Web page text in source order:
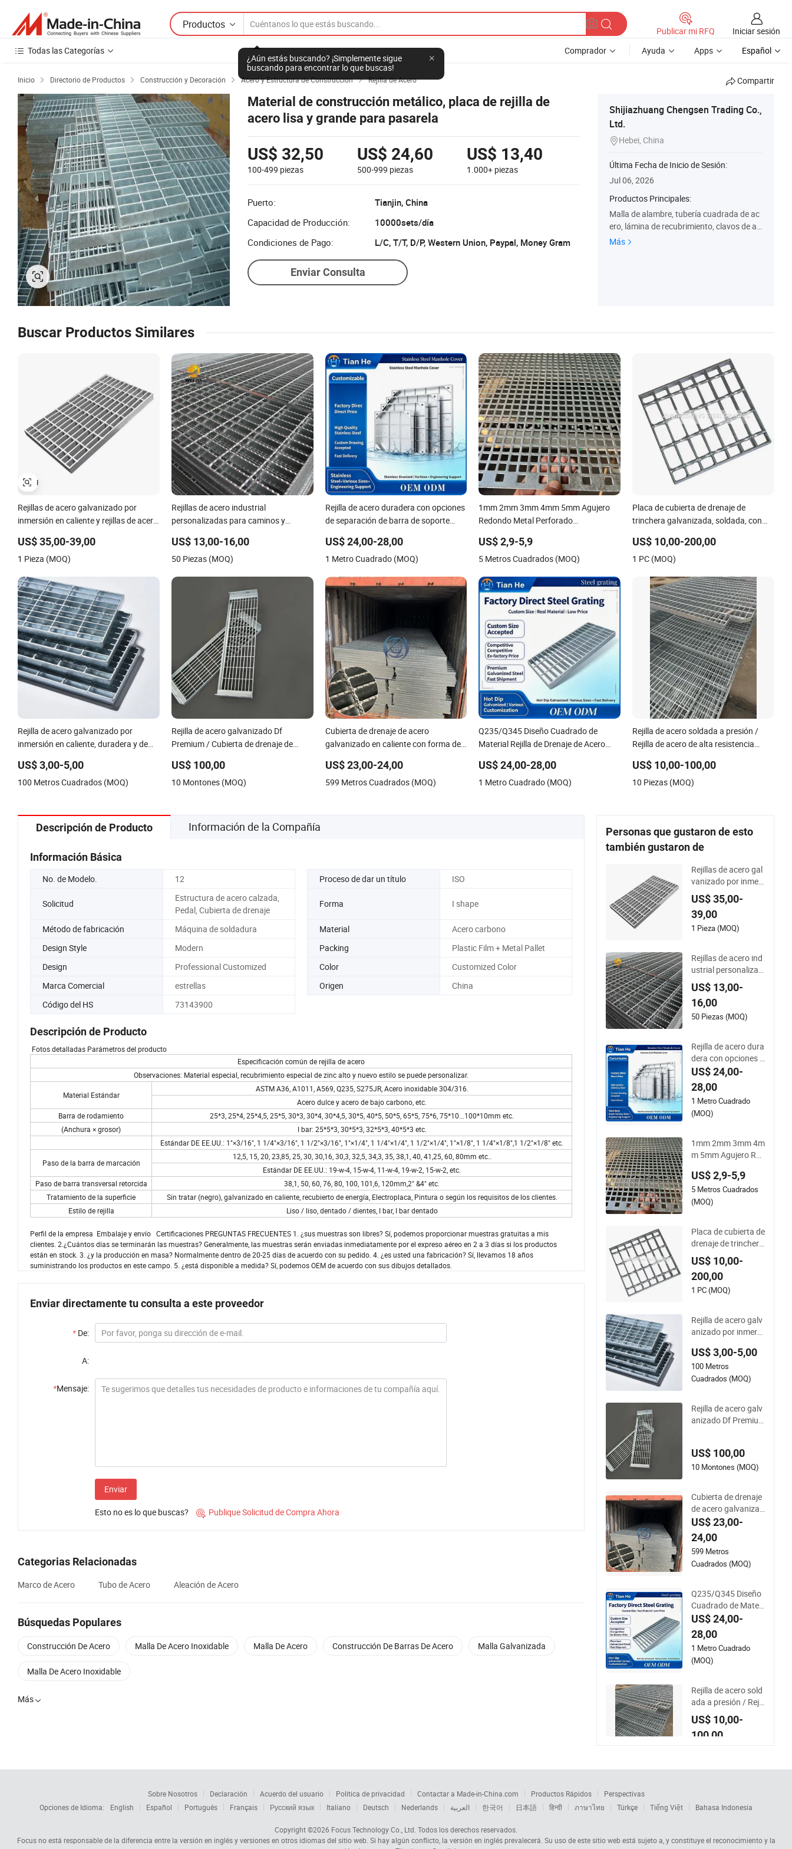
Productos
¿Aún estás buscando? ¡Simplemente sigue
buscando para encontrar lo que buscas!
Publicar mi RFQ
Iniciar sesión
Todas las Categorías
Comprador Ayuda Apps Español
Inicio  Directorio de Productos  Construcción y Decoración  Acero y Estructura de Construcción  Rejilla de Acero Compartir
Material de construcción metálico, placa de rejilla de
acero lisa y grande para pasarela
US$ 32,50
100-499 piezas
US$ 24,60
500-999 piezas
US$ 13,40
1.000+ piezas
Puerto:
Tianjin, China
Capacidad de Producción:
10000sets/día
Condiciones de Pago:
L/C, T/T, D/P, Western Union, Paypal, Money Gram
Enviar Consulta
Shijiazhuang Chengsen Trading Co.,
Ltd.
Hebei, China
Última Fecha de Inicio de Sesión:
Jul 06, 2026
Productos Principales:
Malla de alambre, tubería cuadrada de ac
ero, lámina de recubrimiento, clavos de al
ambre, tela de fibra de vidrio, Perfiles de a
Más
Buscar Productos Similares
Rejillas de acero galvanizado por
inmersión en caliente y rejillas de acero
pasarelas
US$ 35,00-39,00
1 Pieza (MOQ)
Rejillas de acero industrial
personalizadas para caminos y
por inmersión en caliente, rejillas de
acero inoxidable
US$ 13,00-16,00
50 Piezas (MOQ)
Rejilla de acero duradera con opciones
de separación de barra de soporte
US$ 24,00-28,00
1 Metro Cuadrado (MOQ)
1mm 2mm 3mm 4mm 5mm Agujero
Redondo Metal Perforado
US$ 2,9-5,9
5 Metros Cuadrados (MOQ)
Placa de cubierta de drenaje de
trinchera galvanizada, soldada, con
industriales, pasarelas y plataformas
de rejilla de acero
US$ 10,00-200,00
1 PC (MOQ)
Rejilla de acero galvanizado por
inmersión en caliente, duradera y de
US$ 3,00-5,00
100 Metros Cuadrados (MOQ)
Rejilla de acero galvanizado Df
Premium / Cubierta de drenaje de
de pasarelas duraderas
US$ 100,00
10 Montones (MOQ)
Cubierta de drenaje de acero
galvanizado en caliente con forma de
deslizamiento para plataformas de
petróleo y gas
US$ 23,00-24,00
599 Metros Cuadrados (MOQ)
Q235/Q345 Diseño Cuadrado de
Material Rejilla de Drenaje de Acero
US$ 24,00-28,00
1 Metro Cuadrado (MOQ)
Rejilla de acero soldada a presión /
Rejilla de acero de alta resistencia
Rejilla de acero con bloqueo por
presión / Rejilla de acero con bloqueo
US$ 10,00-100,00
10 Piezas (MOQ)
Descripción de Producto Información de la Compañía
Información Básica
No. de Modelo. 12 Proceso de dar un título ISO
Solicitud
Estructura de acero calzada,
Pedal, Cubierta de drenaje
Forma I shape
Método de fabricación Máquina de soldadura Material
Acero carbono
Design Style
Modern Packing
Plastic Film + Metal Pallet
Design
Professional Customized Color
Customized Color
Marca Comercial
estrellas Origen
China
Código del HS
73143900
Descripción de Producto
Fotos detalladas Parámetros del producto
Especificación común de rejilla de acero
Observaciones: Material especial, recubrimiento especial de zinc alto y nuevo estilo se puede personalizar.
Material Estándar
ASTM A36, A1011, A569, Q235, S275JR, Acero inoxidable 304/316.
Acero dulce y acero de bajo carbono, etc.
Barra de rodamiento
25*3, 25*4, 25*4,5, 25*5, 30*3, 30*4, 30*4,5, 30*5, 40*5, 50*5, 65*5, 75*6, 75*10...100*10mm etc.
(Anchura × grosor)
I bar: 25*5*3, 30*5*3, 32*5*3, 40*5*3 etc.
Estándar DE EE.UU.: 1"×3/16", 1 1/4"×3/16", 1 1/2"×3/16", 1"×1/4", 1 1/4"×1/4", 1 1/2"×1/4", 1"×1/8", 1 1/4"×1/8",1 1/2"×1/8" etc.
Paso de la barra de marcación
12,5, 15, 20, 23,85, 25, 30, 30,16, 30,3, 32,5, 34,3, 35, 38,1, 40, 41,25, 60, 80mm etc..
Estándar DE EE.UU.: 19-w-4, 15-w-4, 11-w-4, 19-w-2, 15-w-2, etc.
Paso de barra transversal retorcida
38,1, 50, 60, 76, 80, 100, 101,6, 120mm,2" &4" etc.
Tratamiento de la superficie
Sin tratar (negro), galvanizado en caliente, recubierto de energía, Electroplaca, Pintura o según los requisitos de los clientes.
Estilo de rejilla
Liso / liso, dentado / dientes, I bar, I bar dentado
Perfil de la empresa Embalaje y envío Certificaciones PREGUNTAS FRECUENTES 1. ¿sus muestras son libres? Sí, podemos proporcionar muestras gratuitas a mis
clientes. 2.¿Cuántos días se terminarán las muestras? Generalmente, las muestras serán enviadas inmediatamente por el expreso aéreo en 2 a 3 días si los productos
están en stock. 3. ¿y la producción en masa? Normalmente dentro de 20-25 días de acuerdo con su pedido. 4. ¿es usted una fabricación? Sí, llevamos 18 años
suministrando los productos en este campo. 5. ¿está disponible a medida? Sí, podemos OEM de acuerdo con sus dibujos detallados.
Enviar directamente tu consulta a este proveedor
* De:
A:
*Mensaje:
Enviar
Esto no es lo que buscas?  Publique Solicitud de Compra Ahora
Categorias Relacionadas
Marco de Acero Tubo de Acero Aleación de Acero
Búsquedas Populares
Construcción De Acero Malla De Acero Inoxidable Malla De Acero Construcción De Barras De Acero Malla Galvanizada
Malla De Acero Inoxidable
Más
Personas que gustaron de esto
también gustaron de
Rejillas de acero gal
vanizado por inmer
sión en caliente y rej
illas de acero soldad
o para pisos industr
iales y pasarelas
US$ 35,00-
39,00
1 Pieza (MOQ)
Rejillas de acero ind
ustrial personalizad
as para caminos y p
uentes, rejillas de ac
ero galvanizado por
inmersión en calient
US$ 13,00-
16,00
50 Piezas (MOQ)
Rejilla de acero dura
dera con opciones d
e separación de bar
ra de soporte variab
le
US$ 24,00-
28,00
1 Metro Cuadrado
(MOQ)
1mm 2mm 3mm 4m
m 5mm Agujero Red
do Galvanizado/Ms
Negro
US$ 2,9-5,9
5 Metros Cuadrados
(MOQ)
Placa de cubierta de
drenaje de trinchera
galvanizada, soldad
a, con superficie ant
ideslizante, para su
elos industriales, pa
US$ 10,00-
200,00
1 PC (MOQ)
Rejilla de acero galv
anizado por inmersi
dera y de fácil instal
ación
US$ 3,00-5,00
100 Metros
Cuadrados (MOQ)
Rejilla de acero galv
anizado Df Premiu
a de acero para solu
ciones de pasarelas
US$ 100,00
10 Montones (MOQ)
Cubierta de drenaje
de acero galvanizad
o en caliente con for
ma de diente serrad
o y resistencia al de
slizamiento para pla
taformas de petróle
US$ 23,00-
24,00
599 Metros
Cuadrados (MOQ)
Q235/Q345 Diseño
Cuadrado de Materi
al Rejilla de Drenaje
de Acero Galvaniza
do para Trinchera d
e Lote
US$ 24,00-
28,00
1 Metro Cuadrado
(MOQ)
Rejilla de acero sold
ada a presión / Rejill
a de acero de alta re
sistencia galvaniza
da / Rejilla de acero
serrada / Rejilla de a
r presión / Rejilla de
US$ 10,00-
100,00
10 Piezas (MOQ)
Sobre Nosotros Declaración Acuerdo del usuario Política de privacidad Contactar a Made-in-China.com Productos Rápidos
Perspectivas
Opciones de Idioma:
English Español Português Français Русский язык Italiano Deutsch Nederlands العربية 한국어 日本語 हिन्दी ภาษาไทย Türkçe Tiếng Việt Bahasa Indonesia
Copyright ©2026 Focus Technology Co., Ltd. Todos los derechos reservados.
Focus no está responsable de la diferencia entre la versión en inglés y versiones en otros idiomas del sitio web. Si hay algún conflicto, la versión en inglés prevalecerá. Su uso de este sitio web está sujeto a, y constituye el reconocimiento y la